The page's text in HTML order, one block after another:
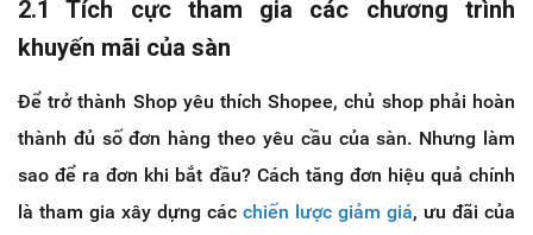
2.1 Tích cực tham gia các chương trình
khuyến mãi của sàn
Để trở thành Shop yêu thích Shopee, chủ shop phải hoàn
thành đủ số đơn hàng theo yêu cầu của sàn. Nhưng làm
sao để ra đơn khi bắt đầu? Cách tăng đơn hiệu quả chính
là tham gia xây dựng các chiến lược giảm giá, ưu đãi của